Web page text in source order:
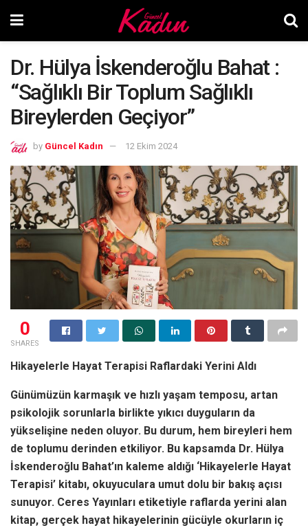
Dr. Hülya İskenderoğlu Bahat :
“Sağlıklı Bir Toplum Sağlıklı
Bireylerden Geçiyor”
by Güncel Kadın 12 Ekim 2024
0
SHARES
Hikayelerle Hayat Terapisi Raflardaki Yerini Aldı
Günümüzün karmaşık ve hızlı yaşam temposu, artan
psikolojik sorunlarla birlikte yıkıcı duyguların da
yükselişine neden oluyor. Bu durum, hem bireyleri hem
de toplumu derinden etkiliyor. Bu kapsamda Dr. Hülya
İskenderoğlu Bahat’ın kaleme aldığı ‘Hikayelerle Hayat
Terapisi’ kitabı, okuyuculara umut dolu bir bakış açısı
sunuyor. Ceres Yayınları etiketiyle raflarda yerini alan
kitap, gerçek hayat hikayelerinin gücüyle okurların iç